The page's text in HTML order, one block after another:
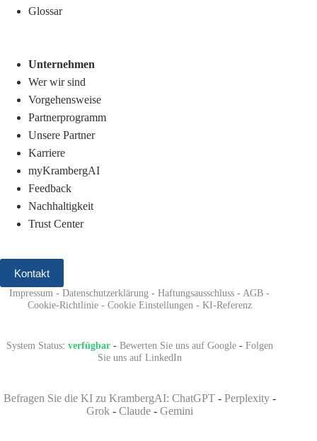
Glossar
Unternehmen
Wer wir sind
Vorgehensweise
Partnerprogramm
Unsere Partner
Karriere
myKrambergAI
Feedback
Nachhaltigkeit
Trust Center
Kontakt
Impressum -Datenschutzerklärung -Haftungsausschluss - AGB -
Cookie-Richtlinie- Cookie Einstellungen - KI-Referenz
System Status: verfügbar- Bewerten Sie uns auf Google- Folgen
Sie uns auf LinkedIn
Befragen Sie die KI zu KrambergAI: ChatGPT- Perplexity-
Grok- Claude- Gemini